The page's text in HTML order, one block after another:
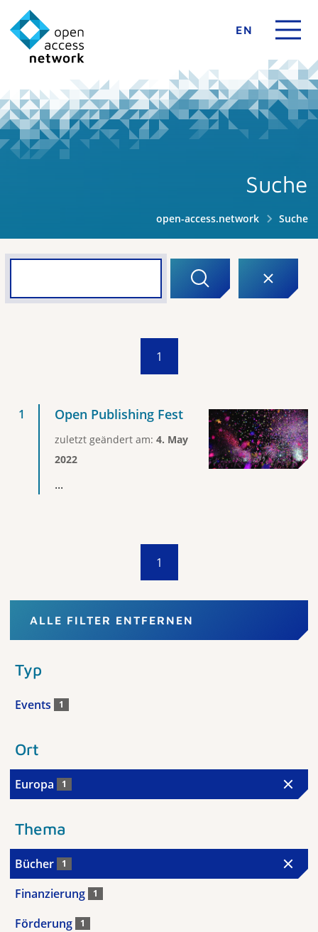
EN
Suche
open-access.network Suche
1
Open Publishing Fest
zuletzt geändert am: 4. May
2022
...
1
ALLE FILTER ENTFERNEN
Typ
Events 1
Ort
Europa 1
Thema
Bücher 1
Finanzierung 1
Förderung 1